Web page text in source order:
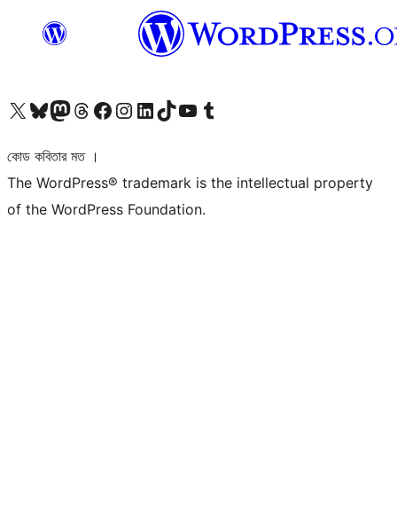
আমাদের X (আগের টুইটার) অ্যাকাউন্টে যানআমাদের Bluesky অ্যাকাউন্টটি দেখুনআমাদের মাস্টোডন অ্যাকাউন্টটি দেখুনআমাদের থ্রেডস অ্যাকাউন্টটি দেখুনআমাদের ফেসবুক পেজ দেখুনআমাদের ইন্সটাগ্রাম অ্যাকাউন্ট দেখুনআমাদের লিঙ্কডইন অ্যাকাউন্টে যানআমাদের TikTok অ্যাকাউন্টটি দেখুনআমাদের ইউটিউব চ্যানেলে যান আমাদের টাম্বলার অ্যাকাউন্ট দেখুন
কোড কবিতার মত ।
The WordPress® trademark is the intellectual property
of the WordPress Foundation.